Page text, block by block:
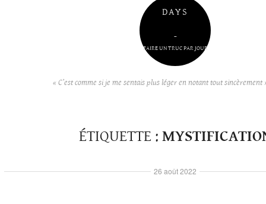
DAYS
–
FAIRE UN TRUC PAR JOUR
« C’est comme si je me sentais plus léger en notant tout sincèrement
ÉTIQUETTE :
26 août 2022